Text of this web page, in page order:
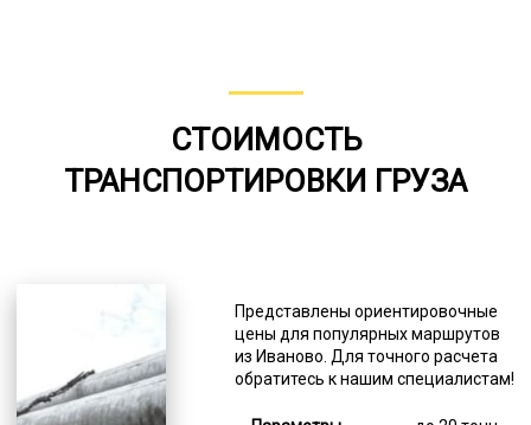
СТОИМОСТЬ
ТРАНСПОРТИРОВКИ ГРУЗА
Представлены ориентировочные
цены для популярных маршрутов
из Иваново. Для точного расчета
обратитесь к нашим специалистам!